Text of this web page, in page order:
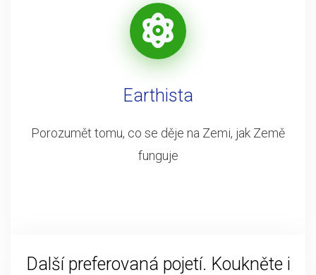
Earthista
Porozumět tomu, co se děje na Zemi, jak Země
funguje
Další preferovaná pojetí. Koukněte i